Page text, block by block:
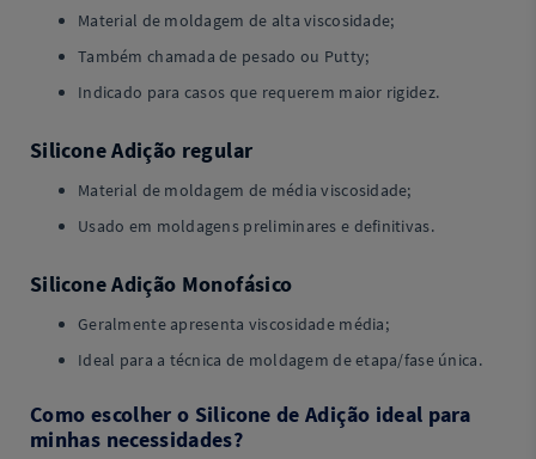
Material de moldagem de alta viscosidade;
Também chamada de pesado ou Putty;
Indicado para casos que requerem maior rigidez.
Silicone Adição regular
Material de moldagem de média viscosidade;
Usado em moldagens preliminares e definitivas.
Silicone Adição Monofásico
Geralmente apresenta viscosidade média;
Ideal para a técnica de moldagem de etapa/fase única.
Como escolher o Silicone de Adição ideal para
minhas necessidades?